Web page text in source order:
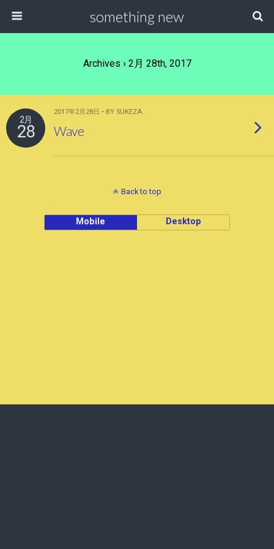
something new
Archives › 2月 28th, 2017
2月
28
2017年2月28日 • BY SUKEZA
Wave
Back to top
Mobile Desktop